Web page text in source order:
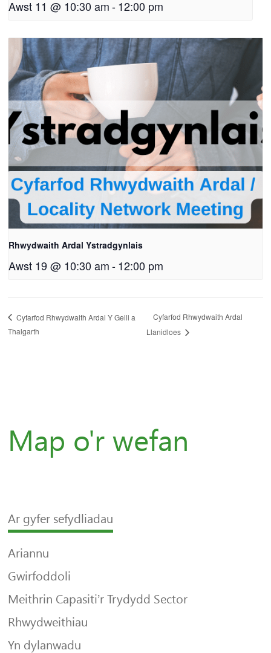
Awst 11 @ 10:30 am -12:00 pm
Rhwydwaith Ardal Ystradgynlais
Awst 19 @ 10:30 am -12:00 pm
Cyfarfod Rhwydwaith Ardal Y Gelli a
Thalgarth
Cyfarfod Rhwydwaith Ardal
Llanidloes
Map o'r wefan
Ar gyfer sefydliadau
Ariannu
Gwirfoddoli
Meithrin Capasiti’r Trydydd Sector
Rhwydweithiau
Yn dylanwadu